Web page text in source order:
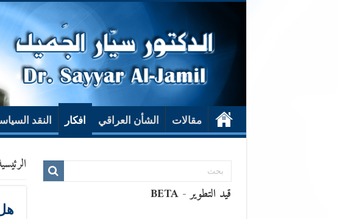
مقالات الشأن العراقي افكار النقد